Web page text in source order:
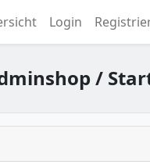
Login
/